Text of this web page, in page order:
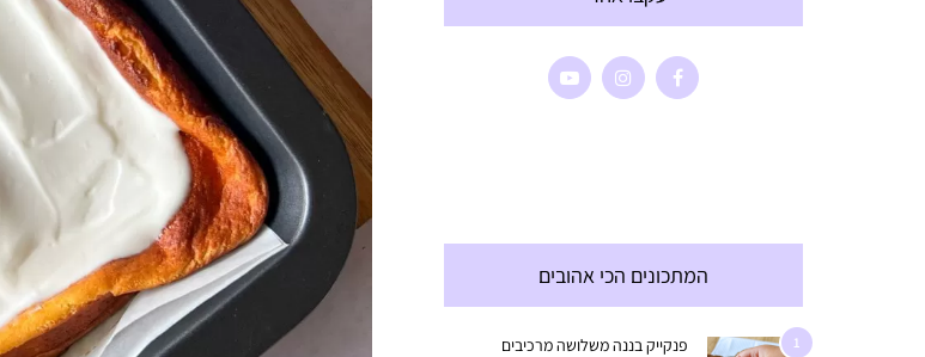
המתכונים הכי אהובים
1 פנקייק בננה משלושה מרכיבים